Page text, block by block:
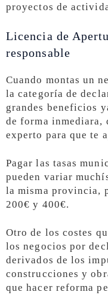
proyectos de
Licencia de
responsable
Cuando montas un
la categoría de
grandes beneficios
de forma inmediara,
experto para que te
Pagar las tasas
pueden variar
la misma provincia,
200€ y 400€.
Otro de los costes
los negocios por
derivados de los
construcciones y
que hacer reforma